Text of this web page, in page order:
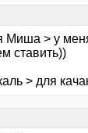
Миша > у
ставить))
> для